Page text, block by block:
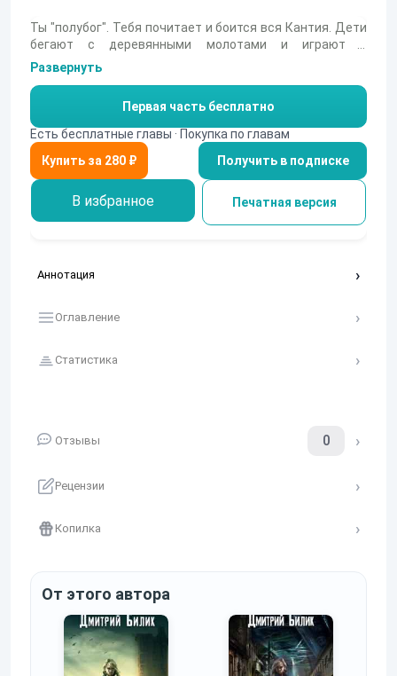
Ты "полубог". Тебя почитает и боится вся Кантия. Дети
бегают с деревянными молотами и играют в
непобедимого Айвина. Но в один миг все вдруг
меняется. Оказывается, что ты не один пришелец в
этом дремучем средневековье. И что главное - не
самый сильный.
Развернуть
Первая часть бесплатно
Есть бесплатные главы · Покупка по главам
Получить в подписке
В избранное Печатная версия
Аннотация
Оглавление
Статистика
Отзывы 0
Рецензии
Копилка
От этого автора